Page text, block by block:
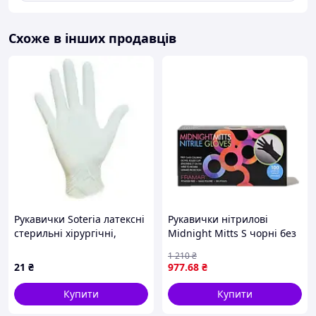
Схоже в інших продавців
Рукавички Soteria латексні
стерильні хірургічні,
медичних і ветеринарних
операцій, захист рук від
21 ₴
Купити
Рукавички нітрилові
Midnight Mitts S чорні без
977.68 ₴
1 210₴
Купити